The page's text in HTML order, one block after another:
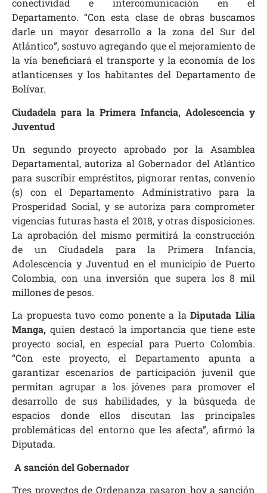
conectividad e intercomunicación en el
Departamento. “Con esta clase de obras buscamos
darle un mayor desarrollo a la zona del Sur del
Atlántico”, sostuvo agregando que el mejoramiento de
la vía beneficiará el transporte y la economía de los
atlanticenses y los habitantes del Departamento de
Bolívar.
Ciudadela para la Primera Infancia, Adolescencia y
Juventud
Un segundo proyecto aprobado por la Asamblea
Departamental, autoriza al Gobernador del Atlántico
para suscribir empréstitos, pignorar rentas, convenio
(s) con el Departamento Administrativo para la
Prosperidad Social, y se autoriza para comprometer
vigencias futuras hasta el 2018, y otras disposiciones.
La aprobación del mismo permitirá la construcción
de un Ciudadela para la Primera Infancia,
Adolescencia y Juventud en el municipio de Puerto
Colombia, con una inversión que supera los 8 mil
millones de pesos.
La propuesta tuvo como ponente a laDiputada Lilia
Manga, quien destacó la importancia que tiene este
proyecto social, en especial para Puerto Colombia.
“Con este proyecto, el Departamento apunta a
garantizar escenarios de participación juvenil que
permitan agrupar a los jóvenes para promover el
desarrollo de sus habilidades, y la búsqueda de
espacios donde ellos discutan las principales
problemáticas del entorno que les afecta”, afirmó la
Diputada.
A sanción del Gobernador
Tres proyectos de Ordenanza pasaron hoy a sanción